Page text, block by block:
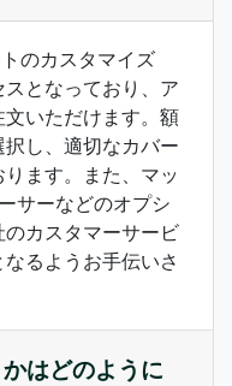
のカスタマイズ
となっており、ア
いただけます。額
し、適切なカバー
ます。また、マッ
サーなどのオプシ
のカスタマーサービ
るようお手伝いさ
はどのように